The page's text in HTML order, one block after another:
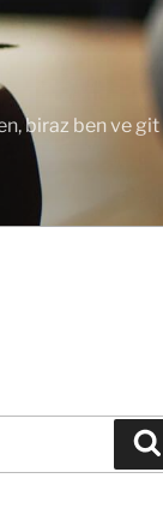
biraz ben ve git